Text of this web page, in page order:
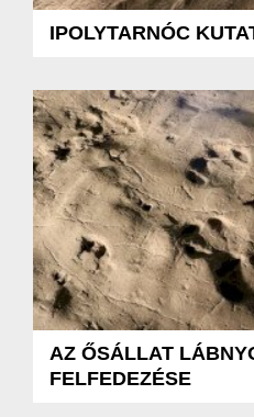
IPOLYTARNÓC
AZ ŐSÁLLAT
FELFEDEZÉSE